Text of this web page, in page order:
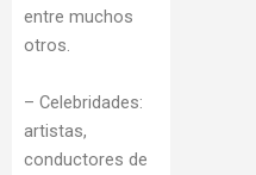
entre muchos
otros.
– Celebridades:
artistas,
conductores de